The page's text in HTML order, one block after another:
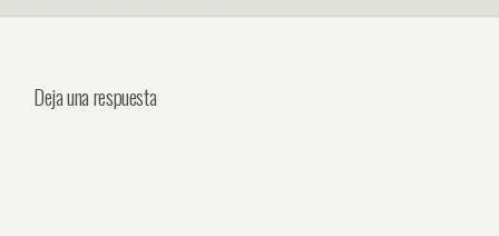
Deja una respuesta